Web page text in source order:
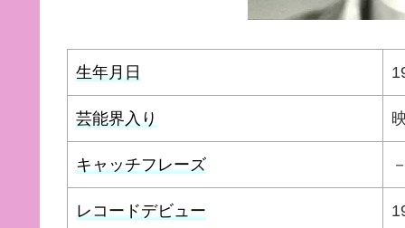
生年月日
芸能界入り
キャッチフレーズ －
レコードデビュー